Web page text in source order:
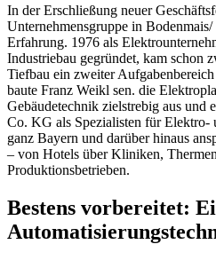
In der Erschließung neuer
Unternehmensgruppe in
Erfahrung. 1976 als
Industriebau gegründet, kam schon
Tiefbau ein zweiter
baute Franz Weikl sen. die
Gebäudetechnik zielstrebig aus
Co. KG als Spezialisten für Elektro-
ganz Bayern und darüber hinaus
– von Hotels über Kliniken,
Produktionsbetrieben.
Bestens vorbereitet: